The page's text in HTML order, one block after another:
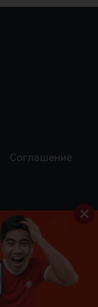
Соглашение